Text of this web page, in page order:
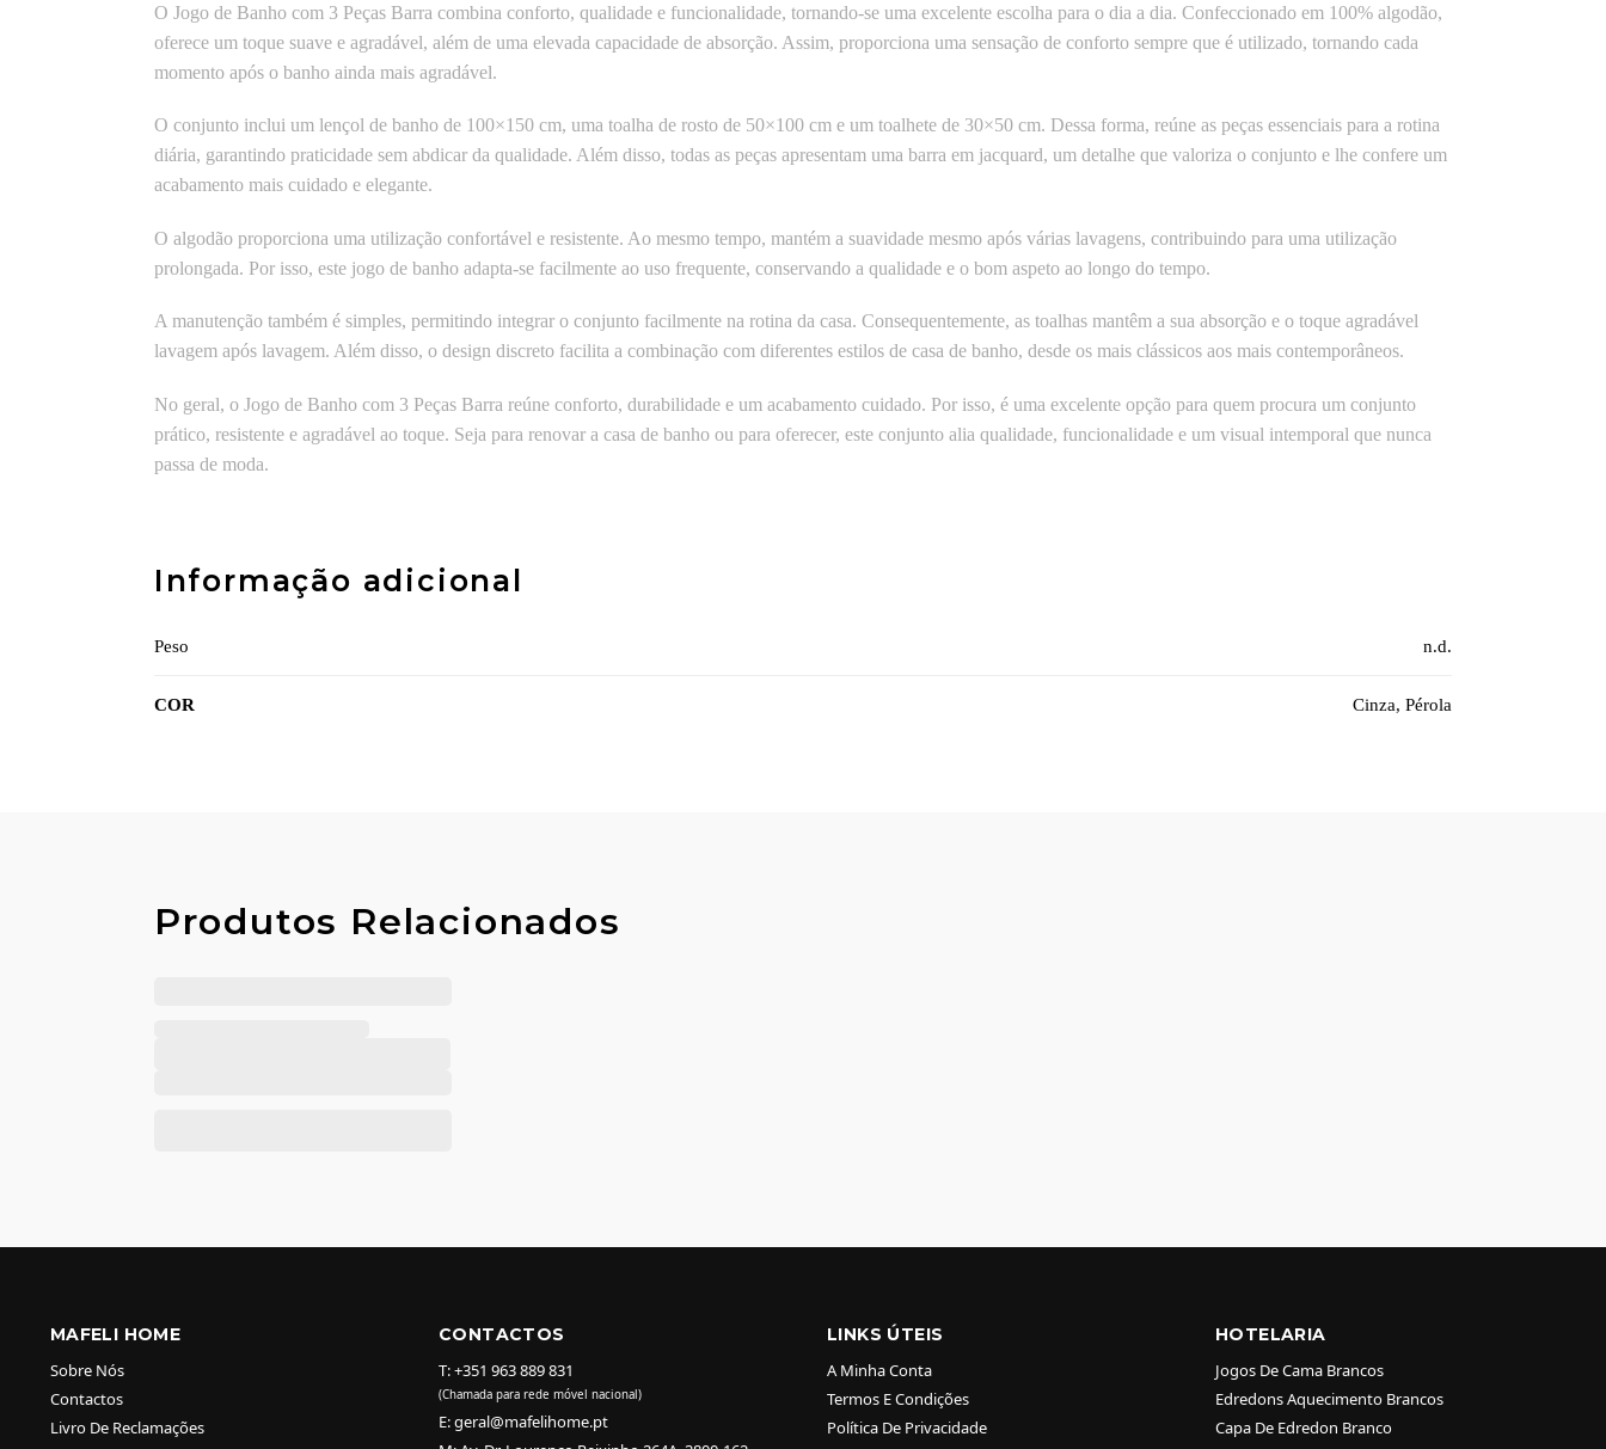
O Jogo de Banho com 3 Peças Barra combina conforto, qualidade e funcionalidade, tornando-se uma excelente escolha para o dia a dia. Confeccionado em 100% algodão,
oferece um toque suave e agradável, além de uma elevada capacidade de absorção. Assim, proporciona uma sensação de conforto sempre que é utilizado, tornando cada
momento após o banho ainda mais agradável.
O conjunto inclui um lençol de banho de 100×150 cm, uma toalha de rosto de 50×100 cm e um toalhete de 30×50 cm. Dessa forma, reúne as peças essenciais para a rotina
diária, garantindo praticidade sem abdicar da qualidade. Além disso, todas as peças apresentam uma barra em jacquard, um detalhe que valoriza o conjunto e lhe confere um
acabamento mais cuidado e elegante.
O algodão proporciona uma utilização confortável e resistente. Ao mesmo tempo, mantém a suavidade mesmo após várias lavagens, contribuindo para uma utilização
prolongada. Por isso, este jogo de banho adapta-se facilmente ao uso frequente, conservando a qualidade e o bom aspeto ao longo do tempo.
A manutenção também é simples, permitindo integrar o conjunto facilmente na rotina da casa. Consequentemente, as toalhas mantêm a sua absorção e o toque agradável
lavagem após lavagem. Além disso, o design discreto facilita a combinação com diferentes estilos de casa de banho, desde os mais clássicos aos mais contemporâneos.
No geral, o Jogo de Banho com 3 Peças Barra reúne conforto, durabilidade e um acabamento cuidado. Por isso, é uma excelente opção para quem procura um conjunto
prático, resistente e agradável ao toque. Seja para renovar a casa de banho ou para oferecer, este conjunto alia qualidade, funcionalidade e um visual intemporal que nunca
passa de moda.
Informação adicional
Peso n.d.
COR Cinza, Pérola
Produtos Relacionados
MAFELI HOME
Sobre Nós
Contactos
Livro De Reclamações
CONTACTOS
T: +351 963 889 831
(Chamada para rede móvel nacional)
E: geral@mafelihome.pt
LINKS ÚTEIS
A Minha Conta
Termos E Condições
Política De Privacidade
HOTELARIA
Jogos De Cama Brancos
Edredons Aquecimento Brancos
Capa De Edredon Branco